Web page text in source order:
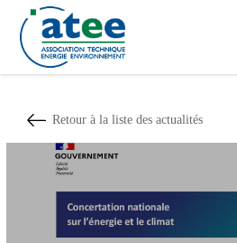
contenu
principal
Retour à la liste des actualités
Panneau de gestion des cookies